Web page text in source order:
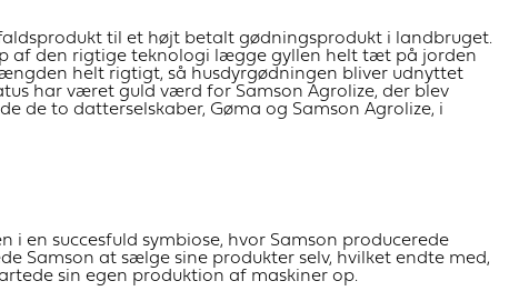
til et højt betalt gødningsprodukt i landbruget.
af den rigtige teknologi lægge gyllen helt tæt på jorden
helt rigtigt, så husdyrgødningen bliver udnyttet
har været guld værd for Samson Agrolize, der blev
de to datterselskaber, Gøma og Samson Agrolize, i
en succesfuld symbiose, hvor Samson producerede
Samson at sælge sine produkter selv, hvilket endte med,
sin egen produktion af maskiner op.